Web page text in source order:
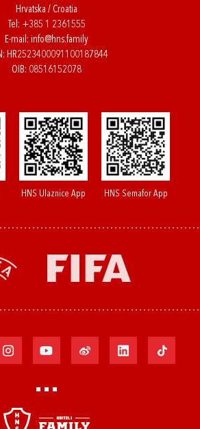
Hrvatska / Croatia
Tel: +385 1 2361555
E-mail: info@hns.family
HR2523400091100187844
OIB: 08516152078
HNS Ulaznice App HNS Semafor App